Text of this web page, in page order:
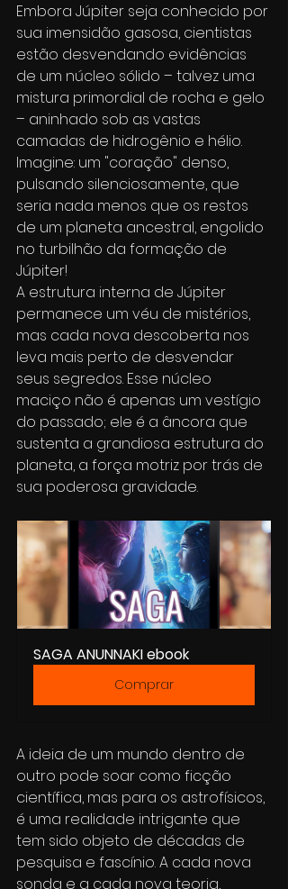
Embora Júpiter seja conhecido por
sua imensidão gasosa, cientistas
estão desvendando evidências
de um núcleo sólido – talvez uma
mistura primordial de rocha e gelo
– aninhado sob as vastas
camadas de hidrogênio e hélio.
Imagine: um "coração" denso,
pulsando silenciosamente, que
seria nada menos que os restos
de um planeta ancestral, engolido
no turbilhão da formação de
Júpiter!
A estrutura interna de Júpiter
permanece um véu de mistérios,
mas cada nova descoberta nos
leva mais perto de desvendar
seus segredos. Esse núcleo
maciço não é apenas um vestígio
do passado; ele é a âncora que
sustenta a grandiosa estrutura do
planeta, a força motriz por trás de
sua poderosa gravidade.
SAGA ANUNNAKI ebook
Comprar
A ideia de um mundo dentro de
outro pode soar como ficção
científica, mas para os astrofísicos,
é uma realidade intrigante que
tem sido objeto de décadas de
pesquisa e fascínio. A cada nova
sonda e a cada nova teoria,